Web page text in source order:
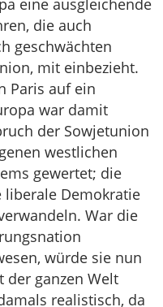
eine ausgleichende
die auch
geschwächten
mit einbezieht.
Paris auf ein
war damit
der Sowjetunion
westlichen
gewertet; die
Demokratie
War die
würde sie nun
der ganzen Welt
realistisch, da